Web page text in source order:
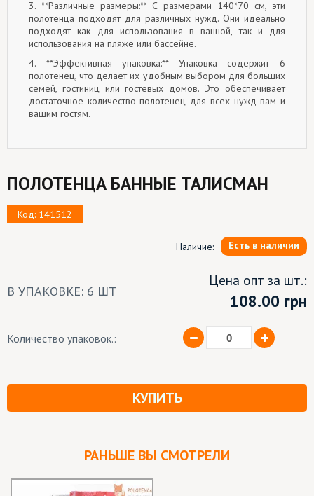
3. **Различные размеры:** С размерами 140*70 см, эти
полотенца подходят для различных нужд. Они идеально
подходят как для использования в ванной, так и для
использования на пляже или бассейне.
4. **Эффективная упаковка:** Упаковка содержит 6
полотенец, что делает их удобным выбором для больших
семей, гостиниц или гостевых домов. Это обеспечивает
достаточное количество полотенец для всех нужд вам и
вашим гостям.
ПОЛОТЕНЦА БАННЫЕ ТАЛИСМАН
Код: 141512
Наличие: Есть в наличии
В УПАКОВКЕ: 6 ШТ
Цена опт за шт.:
108.00 грн
Количество упаковок.:
КУПИТЬ
РАНЬШЕ ВЫ СМОТРЕЛИ